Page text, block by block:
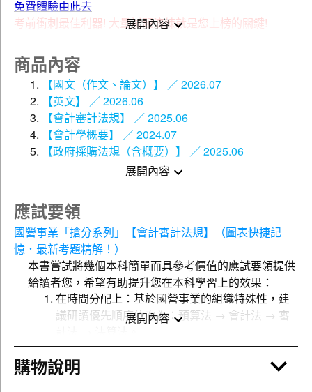
免費體驗由此去
考前衝刺最佳利器! 大量試題演練就是您上榜的關鍵!
贈雲端課程(超值好禮)
線上免費體驗名師授課內容(
的好康，一定要把握!!
※照片僅供參考，詳細內容參「套書內容（產品規格）」
說明！
※親愛的讀者：本套書出版日期為最初上架日，與單書出
版日期不同，單書出版日期請依單本為主，煩請您特別注
台灣電力股份有限公司115年度新進僱用人員甄試
●考試資訊：
報名日期：115/1/6~115/1/19
筆試日期：115/5/10
筆試地點：於台北、台中、高雄及花蓮四地同時舉行。
※一律採網路報名
●應考資格：
具有中華民國國籍，高中職以上畢業即可報考。
展開內容
商品內容
【國文（作文、論文）】 ／ 2026.07
【英文】 ／ 2026.06
【會計審計法規】 ／ 2025.06
【會計學概要】 ／ 2024.07
【政府採購法規（含概要）】 ／ 2025.06
展開內容
應試要領
國營事業「搶分系列」【會計審計法規】（圖表快捷記
憶．最新考題精解！）
本書嘗試將幾個本科簡單而具參考價值的應試要領提供
給讀者您，希望有助提升您在本科學習上的效果：
在時間分配上：基於國營事業的組織特殊性，建
議研讀優先順序依次為：預算法 → 會計法 → 審
至於較建議的研習步驟如下：
展開內容
購物說明